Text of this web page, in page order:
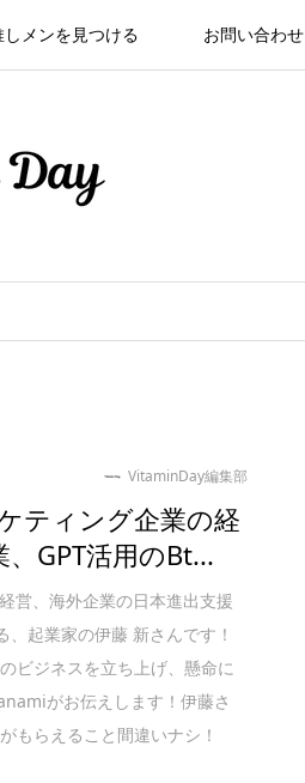
しメンを見つける お問い合わせ
VitaminDay編集部
ティング企業の経
GPT活用のBt...
営、海外企業の日本進出支援
起業家の伊藤 新さんです！
ビジネスを立ち上げ、懸命に
がお伝えします！伊藤さ
もらえること間違いナシ！